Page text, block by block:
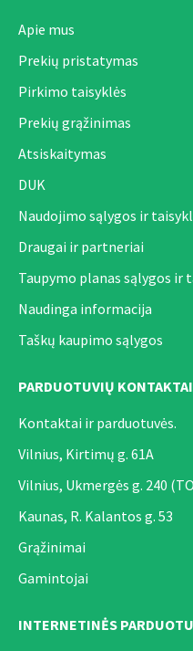
Apie mus
Prekių pristatymas
Pirkimo taisyklės
Prekių grąžinimas
Atsiskaitymas
DUK
Naudojimo sąlygos ir
Draugai ir partneriai
Taupymo planas sąlygos ir
Naudinga informacija
Taškų kaupimo sąlygos
PARDUOTUVIŲ KONTAKTAI
Kontaktai ir parduotuvės.
Vilnius, Kirtimų g. 61A
Vilnius, Ukmergės g. 240
Kaunas, R. Kalantos g. 53
Grąžinimai
Gamintojai
INTERNETINĖS